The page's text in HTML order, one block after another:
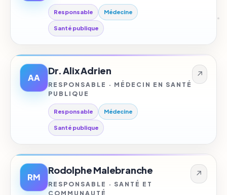
Responsable Médecine
Santé publique
AA
Dr. Alix Adrien
RESPONSABLE · MÉDECIN EN SANTÉ
PUBLIQUE
Responsable Médecine
Santé publique
↗
RM
Rodolphe Malebranche
RESPONSABLE · SANTÉ ET
COMMUNAUTÉ
↗